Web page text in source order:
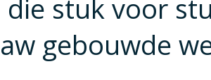
die stuk voor
gebouwde